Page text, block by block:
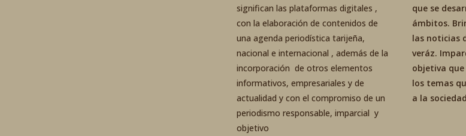
significan las plataformas digitales ,
con la elaboración de contenidos de
una agenda periodística tarijeña,
nacional e internacional , además de la
incorporación de otros elementos
informativos, empresariales y de
actualidad y con el compromiso de un
periodismo responsable, imparcial y
objetivo
que se
ámbitos.
las noticias
veráz.
objetiva
los temas
a la